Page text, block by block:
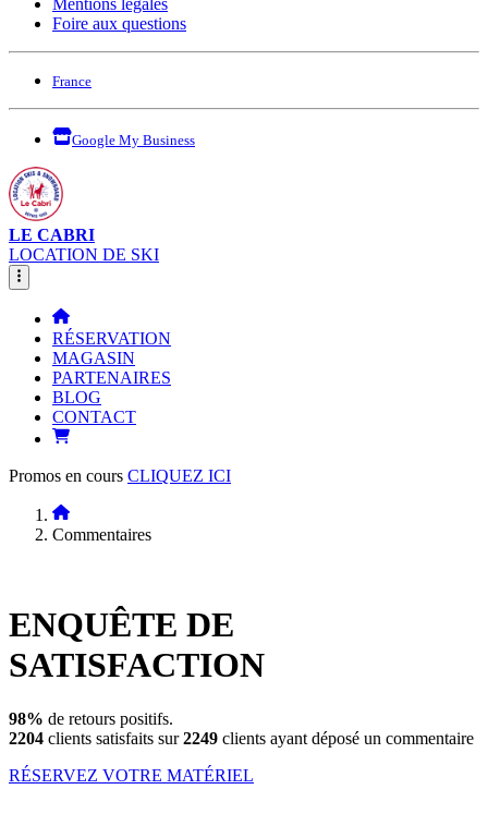
Mentions légales
Foire aux questions
France
Google My Business
LE CABRI
LOCATION DE SKI
RÉSERVATION
MAGASIN
PARTENAIRES
BLOG
CONTACT
Promos en cours CLIQUEZ ICI
Commentaires
ENQUÊTE DE
SATISFACTION
98% de retours positifs.
2204 clients satisfaits sur2249 clients ayant déposé un commentaire
RÉSERVEZ VOTRE MATÉRIEL